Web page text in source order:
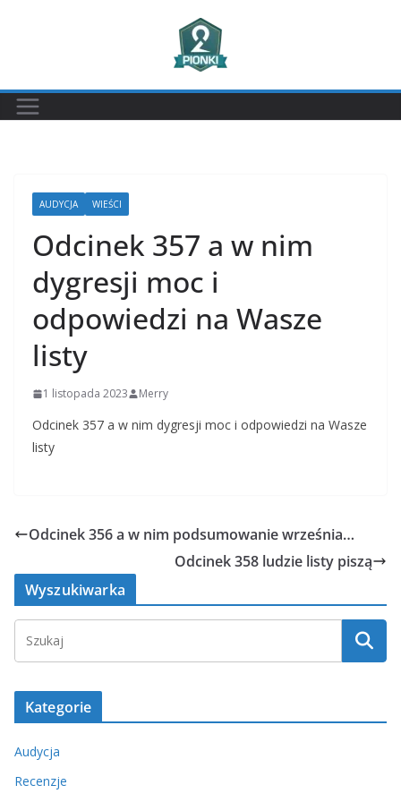
AUDYCJA WIEŚCI
Odcinek 357 a w nim
dygresji moc i
odpowiedzi na Wasze
listy
1 listopada 2023 Merry
Odcinek 357 a w nim dygresji moc i odpowiedzi na Wasze
listy
Odcinek 356 a w nim podsumowanie września…
Odcinek 358 ludzie listy piszą
Wyszukiwarka
Kategorie
Audycja
Recenzje